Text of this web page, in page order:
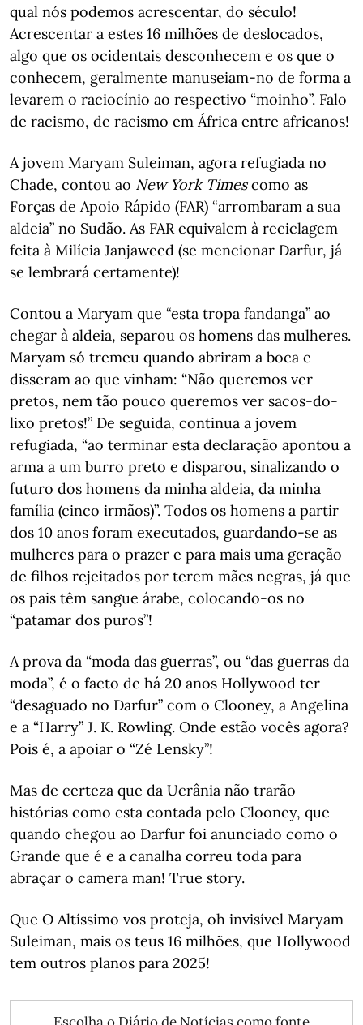
qual nós podemos acrescentar, do século!
Acrescentar a estes 16 milhões de deslocados,
algo que os ocidentais desconhecem e os que o
conhecem, geralmente manuseiam-no de forma a
levarem o raciocínio ao respectivo “moinho”. Falo
de racismo, de racismo em África entre africanos!
A jovem Maryam Suleiman, agora refugiada no
Chade, contou ao New York Timescomo as
Forças de Apoio Rápido (FAR) “arrombaram a sua
aldeia” no Sudão. As FAR equivalem à reciclagem
feita à Milícia Janjaweed (se mencionar Darfur, já
se lembrará certamente)!
Contou a Maryam que “esta tropa fandanga” ao
chegar à aldeia, separou os homens das mulheres.
Maryam só tremeu quando abriram a boca e
disseram ao que vinham: “Não queremos ver
pretos, nem tão pouco queremos ver sacos-do-
lixo pretos!” De seguida, continua a jovem
refugiada, “ao terminar esta declaração apontou a
arma a um burro preto e disparou, sinalizando o
futuro dos homens da minha aldeia, da minha
família (cinco irmãos)”. Todos os homens a partir
dos 10 anos foram executados, guardando-se as
mulheres para o prazer e para mais uma geração
de filhos rejeitados por terem mães negras, já que
os pais têm sangue árabe, colocando-os no
“patamar dos puros”!
A prova da “moda das guerras”, ou “das guerras da
moda”, é o facto de há 20 anos Hollywood ter
“desaguado no Darfur” com o Clooney, a Angelina
e a “Harry” J. K. Rowling. Onde estão vocês agora?
Pois é, a apoiar o “Zé Lensky”!
Mas de certeza que da Ucrânia não trarão
histórias como esta contada pelo Clooney, que
quando chegou ao Darfur foi anunciado como o
Grande que é e a canalha correu toda para
abraçar o camera man! True story.
Que O Altíssimo vos proteja, oh invisível Maryam
Suleiman, mais os teus 16 milhões, que Hollywood
tem outros planos para 2025!